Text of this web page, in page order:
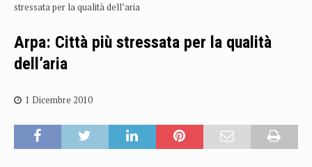
stressata per la qualità dell’aria
Arpa: Città più stressata per la qualità
dell’aria
1 Dicembre 2010